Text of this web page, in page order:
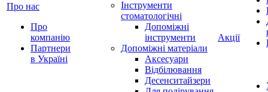
Про нас
Про
компанію
Партнери
в Україні
Інструменти
стоматологічні
Допоміжні
інструменти
Допоміжні матеріали
Аксесуари
Відбілювання
Десенситайзери
Акції